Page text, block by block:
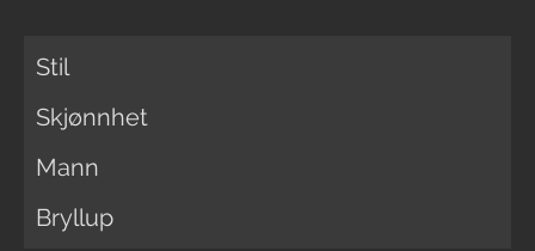
Stil
Skjønnhet
Mann
Bryllup